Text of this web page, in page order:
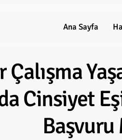
Ana Sayfa
Çalışma
Cinsiyet
Başvuru